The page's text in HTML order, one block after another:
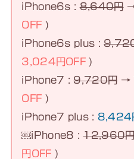
iPhone6s :8,640円
OFF )
iPhone6s plus :
3,024円OFF )
iPhone7 :9,720円→
OFF )
iPhone7 plus : 8,424
￼iPhone8 :12,960
円OFF )